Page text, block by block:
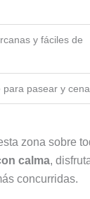
y fáciles de
para pasear y
zona sobre
calma,
concurridas.